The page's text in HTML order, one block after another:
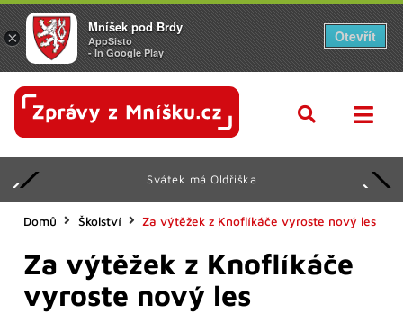
Svátek má Oldřiška
Domů Školství Za výtěžek z Knoflíkáče vyroste nový les
Za výtěžek z Knoflíkáče
vyroste nový les
×
Mníšek pod Brdy
AppSisto
- In Google Play
Otevřít